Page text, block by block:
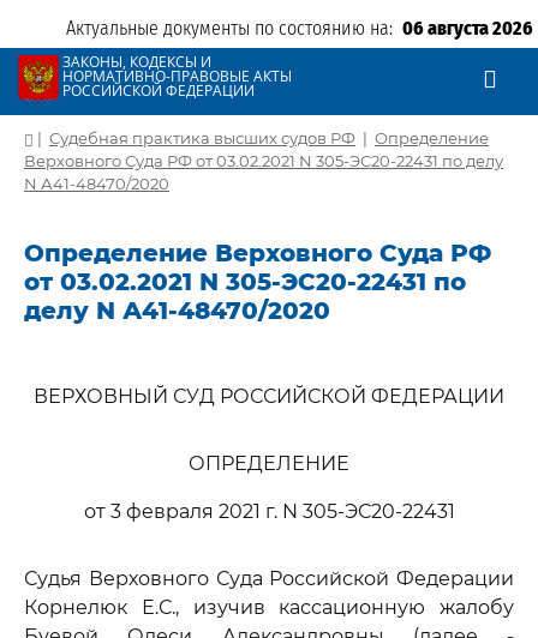
Актуальные документы по состоянию на: 06 августа 2026
ЗАКОНЫ, КОДЕКСЫ И
НОРМАТИВНО-ПРАВОВЫЕ АКТЫ
РОССИЙСКОЙ ФЕДЕРАЦИИ
| Судебная практика высших судов РФ | Определение
Верховного Суда РФ от 03.02.2021 N 305-ЭС20-22431 по делу
N А41-48470/2020
Определение Верховного Суда РФ
от 03.02.2021 N 305-ЭС20-22431 по
делу N А41-48470/2020
ВЕРХОВНЫЙ СУД РОССИЙСКОЙ ФЕДЕРАЦИИ
ОПРЕДЕЛЕНИЕ
от 3 февраля 2021 г. N 305-ЭС20-22431
Судья Верховного Суда Российской Федерации
Корнелюк Е.С., изучив кассационную жалобу